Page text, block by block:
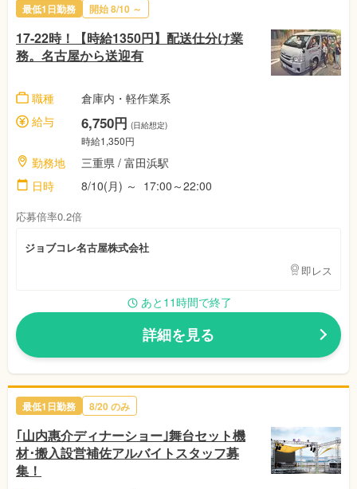
最低1日勤務 開始8/10 ～
17-22時！【時給1350円】配送仕分け業
務。名古屋から送迎有
職種
倉庫内・軽作業系
給与
6,750円 (日給想定)
時給1,350円
勤務地 三重県 / 富田浜駅
日時
8/10(月) ～ 17:00～22:00
応募倍率0.2倍
ジョブコレ名古屋株式会社
即レス
あと11時間で終了
詳細を見る
最低1日勤務 8/20のみ
｢山内惠介ディナーショー｣舞台セット機
材･搬入設営補佐アルバイトスタッフ募
集！